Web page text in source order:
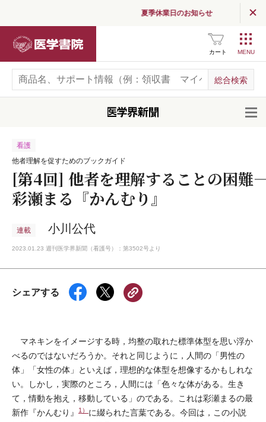
夏季休業日のお知らせ
カート
看護
他者理解を促すためのブックガイド
[第4回] 他者を理解することの困難――
彩瀬まる『かんむり』
連載 小川公代
2023.01.23 週刊医学界新聞（看護号）：第3502号より
シェアする
マネキンをイメージする時，均整の取れた標準体型を思い浮か
べるのではないだろうか。それと同じように，人間の「男性の
体」「女性の体」といえば，理想的な体型を想像するかもしれな
い。しかし，実際のところ，人間には「色々な体がある。生き
て，情動を抱え，移動している」のである。これは彩瀬まるの最
新作『かんむり』
1） に綴られた言葉である。今回は，この小説